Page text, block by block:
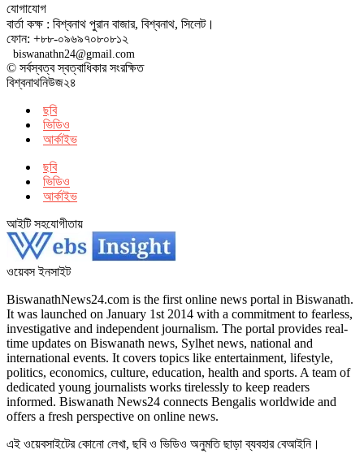
যোগাযোগ
বার্তা কক্ষ : বিশ্বনাথ পুরান বাজার, বিশ্বনাথ, সিলেট।
ফোন: +৮৮-০৯৬৯৭০৮০৮১২
biswanathn24@gmail.com
© সর্বস্বত্ব স্বত্বাধিকার সংরক্ষিত
বিশ্বনাথনিউজ২৪
ছবি
ভিডিও
আর্কাইভ
ছবি
ভিডিও
আর্কাইভ
আইটি সহযোগীতায়
ওয়েবস ইনসাইট
BiswanathNews24.com is the first online news portal in Biswanath.
It was launched on January 1st 2014 with a commitment to fearless,
investigative and independent journalism. The portal provides real-
time updates on Biswanath news, Sylhet news, national and
international events. It covers topics like entertainment, lifestyle,
politics, economics, culture, education, health and sports. A team of
dedicated young journalists works tirelessly to keep readers
informed. Biswanath News24 connects Bengalis worldwide and
offers a fresh perspective on online news.
এই ওয়েবসাইটের কোনো লেখা, ছবি ও ভিডিও অনুমতি ছাড়া ব্যবহার বেআইনি।